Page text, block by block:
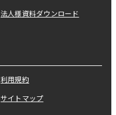
法人様資料ダウンロード
利用規約
サイトマップ